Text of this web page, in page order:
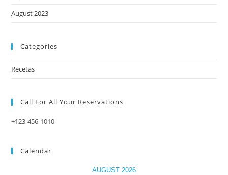
August 2023
Categories
Recetas
Call For All Your​ Reservations
+123-456-1010
Calendar
AUGUST 2026